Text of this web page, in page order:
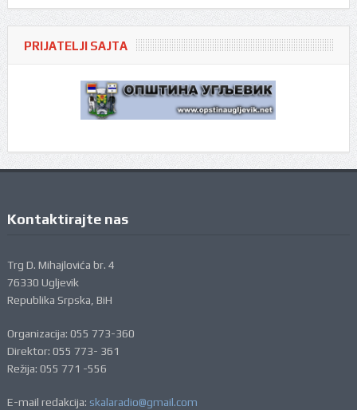
PRIJATELJI SAJTA
Kontaktirajte nas
Trg D. Mihajlovića br. 4
76330 Ugljevik
Republika Srpska, BiH
Organizacija: 055 773-360
Direktor: 055 773- 361
Režija: 055 771 -556
E-mail redakcija: skalaradio@gmail.com